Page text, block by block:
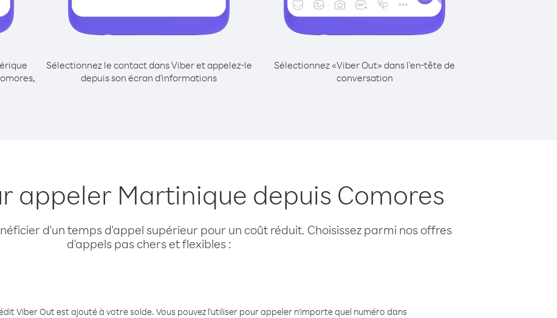
Sélectionnez le contact dans Viber et appelez-le
depuis son écran d'informations
Sélectionnez «Viber Out» dans l'en-tête de
conversation
appeler Martinique depuis Comores
d'un temps d'appel supérieur pour un coût réduit. Choisissez parmi nos offres
d'appels pas chers et flexibles :
Viber Out est ajouté à votre solde. Vous pouvez l'utiliser pour appeler n'importe quel numéro dans